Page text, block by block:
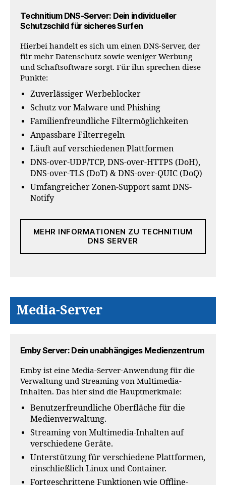
Technitium DNS-Server: Dein individueller
Schutzschild für sicheres Surfen
Hierbei handelt es sich um einen DNS-Server, der
für mehr Datenschutz sowie weniger Werbung
und Schaftsoftware sorgt. Für ihn sprechen diese
Punkte:
Zuverlässiger Werbeblocker
Schutz vor Malware und Phishing
Familienfreundliche Filtermöglichkeiten
Anpassbare Filterregeln
Läuft auf verschiedenen Plattformen
DNS-over-UDP/TCP, DNS-over-HTTPS (DoH),
DNS-over-TLS (DoT) & DNS-over-QUIC (DoQ)
Umfangreicher Zonen-Support samt DNS-
Notify
MEHR INFORMATIONEN ZU TECHNITIUM
DNS SERVER
Media-Server
Emby Server: Dein unabhängiges Medienzentrum
Emby ist eine Media-Server-Anwendung für die
Verwaltung und Streaming von Multimedia-
Inhalten. Das hier sind die Hauptmerkmale:
Benutzerfreundliche Oberfläche für die
Medienverwaltung.
Streaming von Multimedia-Inhalten auf
verschiedene Geräte.
Unterstützung für verschiedene Plattformen,
einschließlich Linux und Container.
Fortgeschrittene Funktionen wie Offline-